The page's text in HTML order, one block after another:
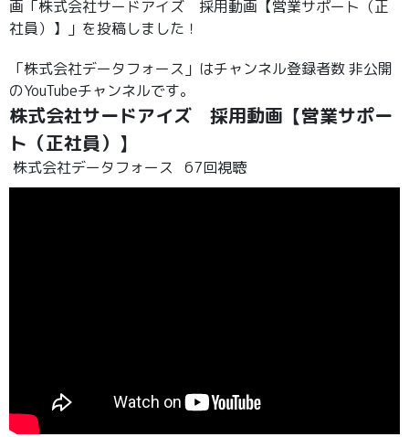
画「株式会社サードアイズ 採用動画【営業サポート（正
社員）】」を投稿しました！
「株式会社データフォース」はチャンネル登録者数 非公開
のYouTubeチャンネルです。
株式会社サードアイズ 採用動画【営業サポー
ト（正社員）】
株式会社データフォース 67回視聴